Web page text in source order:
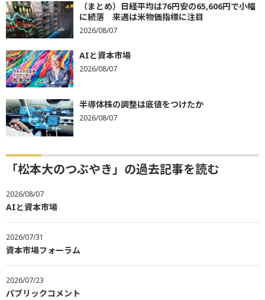
（まとめ）日経平均は76円安の65,606円で小幅
に続落 来週は米物価指標に注目
2026/08/07
AIと資本市場
2026/08/07
半導体株の調整は底値をつけたか
2026/08/07
「松本大のつぶやき」の過去記事を読む
2026/08/07
AIと資本市場
2026/07/31
資本市場フォーラム
2026/07/23
パブリックコメント